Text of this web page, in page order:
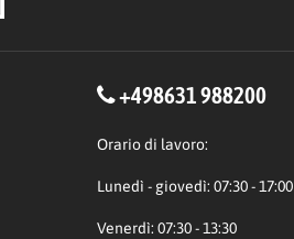
+498631 988200
Orario di lavoro:
Lunedì - giovedì: 07:30 - 17:00
Venerdì: 07:30 - 13:30